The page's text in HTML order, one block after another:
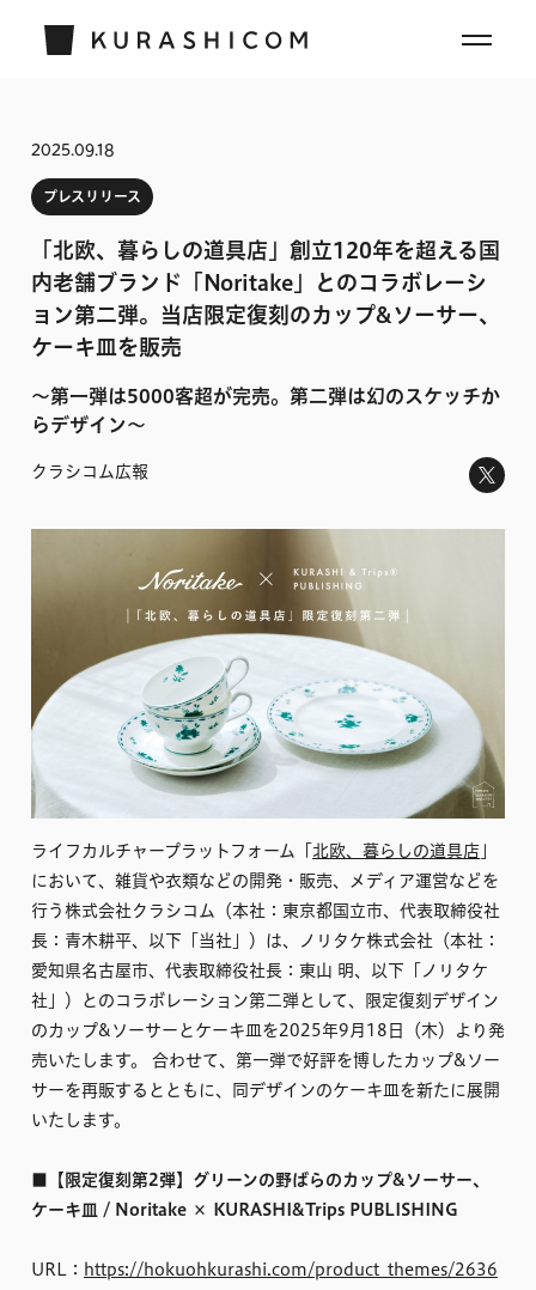
2025.09.18
プレスリリース
「北欧、暮らしの道具店」創立120年を超える国
内老舗ブランド「Noritake」とのコラボレーシ
ョン第二弾。当店限定復刻のカップ&ソーサー、
ケーキ皿を販売
〜第一弾は5000客超が完売。第二弾は幻のスケッチか
らデザイン〜
クラシコム広報
ライフカルチャープラットフォーム「 北欧、暮らしの道具店
において、雑貨や衣類などの開発・販売、メディア運営などを
行う株式会社クラシコム（本社：東京都国立市、代表取締役社
長：青木耕平、以下「当社」）は、ノリタケ株式会社（本社：
愛知県名古屋市、代表取締役社長：東山 明、以下「ノリタケ
社」）とのコラボレーション第二弾として、限定復刻デザイン
のカップ&ソーサーとケーキ皿を2025年9月18日（木）より発
売いたします。 合わせて、第一弾で好評を博したカップ&ソー
サーを再販するとともに、同デザインのケーキ皿を新たに展開
いたします。
■【限定復刻第2弾】グリーンの野ばらのカップ&ソーサー、
ケーキ皿 / Noritake × KURASHI&Trips PUBLISHING
URL： https://hokuohkurashi.com/product_themes/2636